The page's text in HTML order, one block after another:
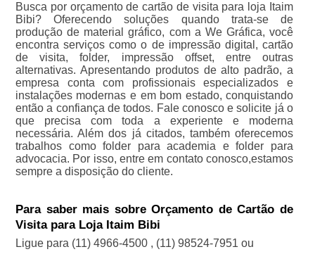
Busca por orçamento de cartão de visita para loja Itaim
Bibi? Oferecendo soluções quando trata-se de
produção de material gráfico, com a We Gráfica, você
encontra serviços como o de impressão digital, cartão
de visita, folder, impressão offset, entre outras
alternativas. Apresentando produtos de alto padrão, a
empresa conta com profissionais especializados e
instalações modernas e em bom estado, conquistando
então a confiança de todos. Fale conosco e solicite já o
que precisa com toda a experiente e moderna
necessária. Além dos já citados, também oferecemos
trabalhos como folder para academia e folder para
advocacia. Por isso, entre em contato conosco,estamos
sempre a disposição do cliente.
Para saber mais sobre Orçamento de Cartão de
Visita para Loja Itaim Bibi
Ligue para (11) 4966-4500 , (11) 98524-7951 ou